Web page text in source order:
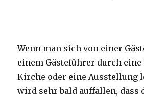
Wenn man sich von einer
einem Gästeführer durch eine
Kirche oder eine Ausstellung
wird sehr bald auffallen, dass